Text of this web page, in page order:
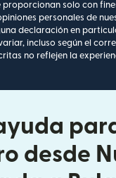
proporcionan solo con
personales de
declaración en
incluso según el
no reflejen la
desde